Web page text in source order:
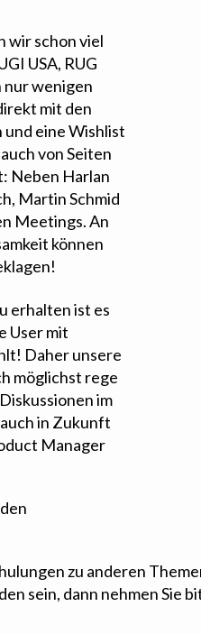
wir schon viel
USA, RUG
nur wenigen
mit den
eine Wishlist
von Seiten
Neben Harlan
Martin Schmid
Meetings. An
können
erhalten ist es
User mit
Daher unsere
möglichst rege
im
in Zukunft
Manager
zu anderen
sein, dann nehmen